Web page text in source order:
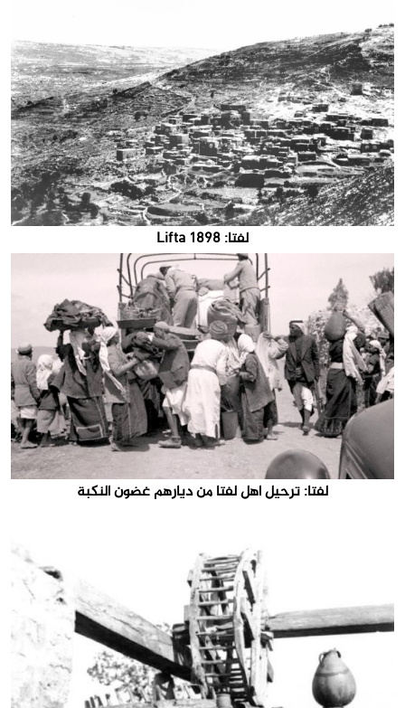
لفتا: Lifta 1898
لفتا: ترحيل اهل لفتا من ديارهم غضون النكبة